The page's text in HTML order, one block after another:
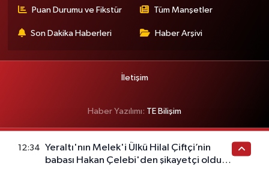
Puan Durumu ve Fikstür Tüm Manşetler
Son Dakika Haberleri Haber Arşivi
İletişim
Haber Yazılımı: TE Bilişim
12:34
Yeraltı'nın Melek'i Ülkü Hilal Çiftçi’nin
babası Hakan Çelebi'den şikayetçi oldu!